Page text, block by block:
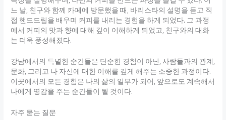
느 날, 친구와 함께 카페에 방문했을 때, 바리스타의 설명을 듣고 직
접 핸드드립을 배우며 커피를 내리는 경험을 하게 되었다. 그 과정
에서 커피의 맛과 향에 대해 깊이 이해하게 되었고, 친구와의 대화
는 더욱 풍성해졌다.
강남에서의 특별한 순간들은 단순한 경험이 아닌, 사람들과의 관계,
문화, 그리고 나 자신에 대한 이해를 깊게 해주는 소중한 과정이다.
이곳에서의 모든 경험은 나의 삶의 일부가 되어, 앞으로도 계속해서
나에게 영감을 주는 순간들이 될 것이다.
자주 묻는 질문